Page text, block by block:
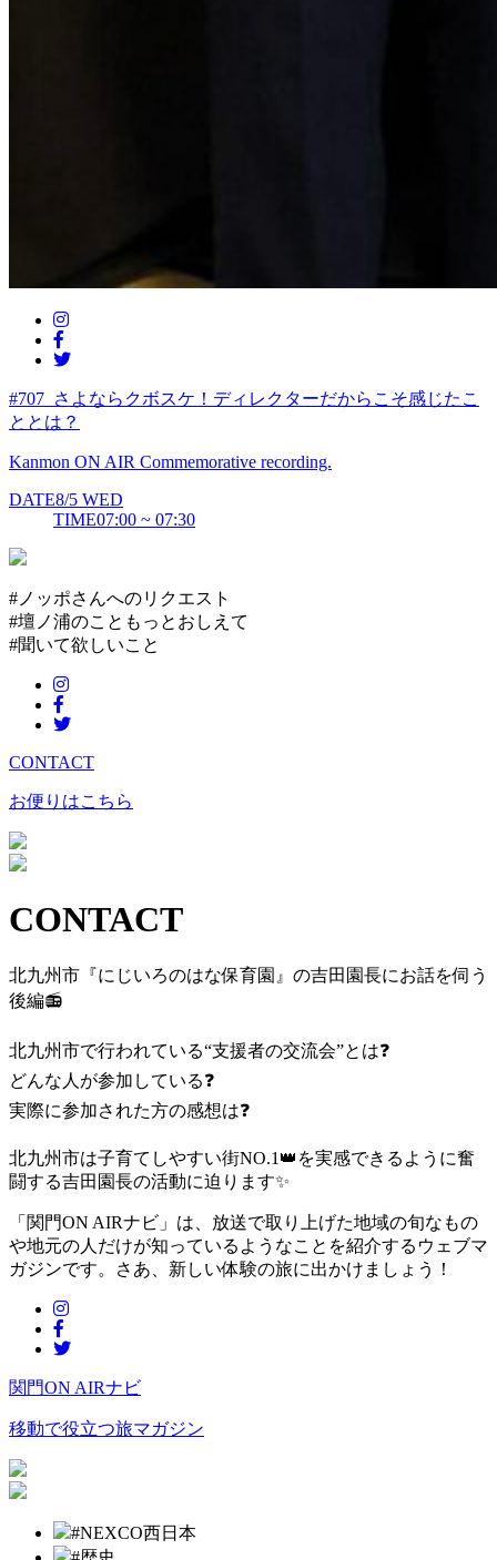
#707_さよならクボスケ！ディレクターだからこそ感じたこ
ととは？
Kanmon ON AIR Commemorative recording.
DATE8/5 WED
TIME07:00 ~ 07:30
#ノッポさんへのリクエスト
#壇ノ浦のこともっとおしえて
#聞いて欲しいこと
CONTACT
お便りはこちら
CONTACT
北九州市『にじいろのはな保育園』の吉田園長にお話を伺う
後編📻
北九州市で行われている“支援者の交流会”とは❓
どんな人が参加している❓
実際に参加された方の感想は❓
北九州市は子育てしやすい街NO.1 👑 を実感できるように奮
闘する吉田園長の活動に迫ります✨
「関門ON AIRナビ」は、放送で取り上げた地域の旬なもの
や地元の人だけが知っているようなことを紹介するウェブマ
ガジンです。さあ、新しい体験の旅に出かけましょう！
関門ON AIRナビ
移動で役立つ旅マガジン
#NEXCO西日本